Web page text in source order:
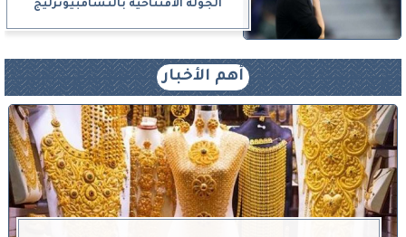
الجولة الافتتاحية بالتشامبيونزليج
أهم الأخبار